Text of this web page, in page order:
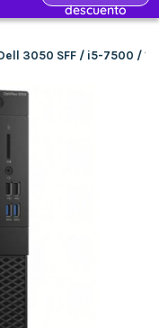
3050 SFF / i5-7500 /